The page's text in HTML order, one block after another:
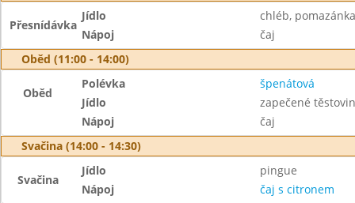
Přesnídávka
Jídlo
chléb,
Nápoj
čaj
Oběd (11:00 - 14:00)
Oběd
Polévka
špenátová
Jídlo
zapečené
Nápoj
čaj
Svačina (14:00 - 14:30)
Svačina
Jídlo
pingue
Nápoj
čaj s citronem